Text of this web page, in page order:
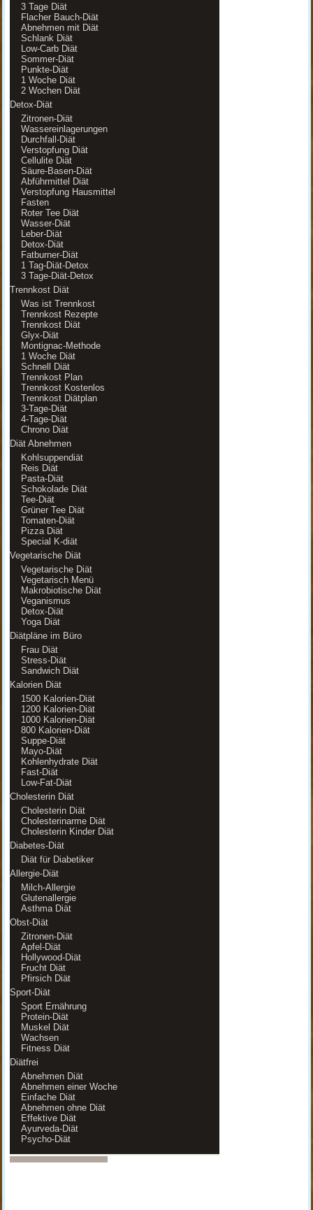
3 Tage Diät
Flacher Bauch-Diät
Abnehmen mit Diät
Schlank Diät
Low-Carb Diät
Sommer-Diät
Punkte-Diät
1 Woche Diät
2 Wochen Diät
Detox-Diät
Zitronen-Diät
Wassereinlagerungen
Durchfall-Diät
Verstopfung Diät
Cellulite Diät
Säure-Basen-Diät
Abführmittel Diät
Verstopfung Hausmittel
Fasten
Roter Tee Diät
Wasser-Diät
Leber-Diät
Detox-Diät
Fatburner-Diät
1 Tag-Diät-Detox
3 Tage-Diät-Detox
Trennkost Diät
Was ist Trennkost
Trennkost Rezepte
Trennkost Diät
Glyx-Diät
Montignac-Methode
1 Woche Diät
Schnell Diät
Trennkost Plan
Trennkost Kostenlos
Trennkost Diätplan
3-Tage-Diät
4-Tage-Diät
Chrono Diät
Diät Abnehmen
Kohlsuppendiät
Reis Diät
Pasta-Diät
Schokolade Diät
Tee-Diät
Grüner Tee Diät
Tomaten-Diät
Pizza Diät
Special K-diät
Vegetarische Diät
Vegetarische Diät
Vegetarisch Menü
Makrobiotische Diät
Veganismus
Detox-Diät
Yoga Diät
Diätpläne im Büro
Frau Diät
Stress-Diät
Sandwich Diät
Kalorien Diät
1500 Kalorien-Diät
1200 Kalorien-Diät
1000 Kalorien-Diät
800 Kalorien-Diät
Suppe-Diät
Mayo-Diät
Kohlenhydrate Diät
Fast-Diät
Low-Fat-Diät
Cholesterin Diät
Cholesterin Diät
Cholesterinarme Diät
Cholesterin Kinder Diät
Diabetes-Diät
Diät für Diabetiker
Allergie-Diät
Milch-Allergie
Glutenallergie
Asthma Diät
Obst-Diät
Zitronen-Diät
Apfel-Diät
Hollywood-Diät
Frucht Diät
Pfirsich Diät
Sport-Diät
Sport Ernährung
Protein-Diät
Muskel Diät
Wachsen
Fitness Diät
Diätfrei
Abnehmen Diät
Abnehmen einer Woche
Einfache Diät
Abnehmen ohne Diät
Effektive Diät
Ayurveda-Diät
Psycho-Diät